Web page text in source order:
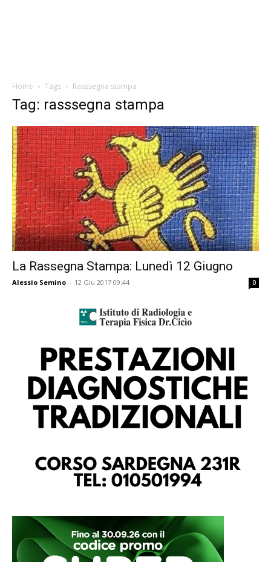
Home Tags Rasssegna stampa
Tag: rasssegna stampa
La Rassegna Stampa: Lunedì 12 Giugno
Alessio Semino - 12 Giu 2017 09:44 0